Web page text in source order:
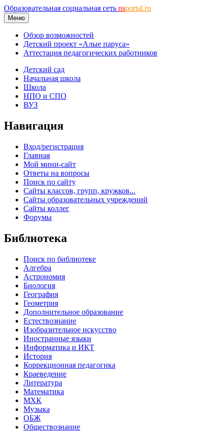
Образовательная социальная сеть nsportal.ru
Меню
Обзор возможностей
Детский проект «Алые паруса»
Аттестация педагогических работников
Детский сад
Начальная школа
Школа
НПО и СПО
ВУЗ
Навигация
Вход/регистрация
Главная
Мой мини-сайт
Ответы на вопросы
Поиск по сайту
Сайты классов, групп, кружков...
Сайты образовательных учреждений
Сайты коллег
Форумы
Библиотека
Поиск по библиотеке
Алгебра
Астрономия
Биология
География
Геометрия
Дополнительное образование
Естествознание
Изобразительное искусство
Иностранные языки
Информатика и ИКТ
История
Коррекционная педагогика
Краеведение
Литература
Математика
МХК
Музыка
ОБЖ
Обществознание